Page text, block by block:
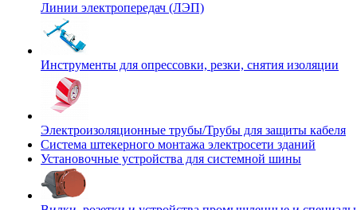
Линии электропередач (ЛЭП)
Инструменты для опрессовки, резки, снятия изоляции
Электроизоляционные трубы/Трубы для защиты кабеля
Система штекерного монтажа электросети зданий
Установочные устройства для системной шины